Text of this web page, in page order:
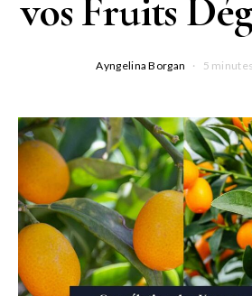
vos Fruits
Ayngelina Borgan 5